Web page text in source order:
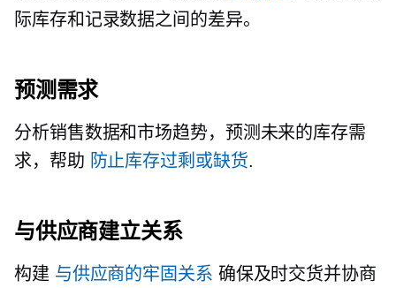
际库存和记录数据之间的差异。
预测需求
分析销售数据和市场趋势，预测未来的库存需
求，帮助 防止库存过剩或缺货.
与供应商建立关系
构建 与供应商的牢固关系 确保及时交货并协商